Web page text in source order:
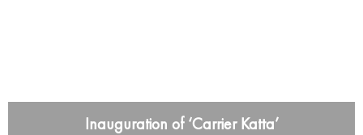
Inauguration of ‘Carrier Katta’